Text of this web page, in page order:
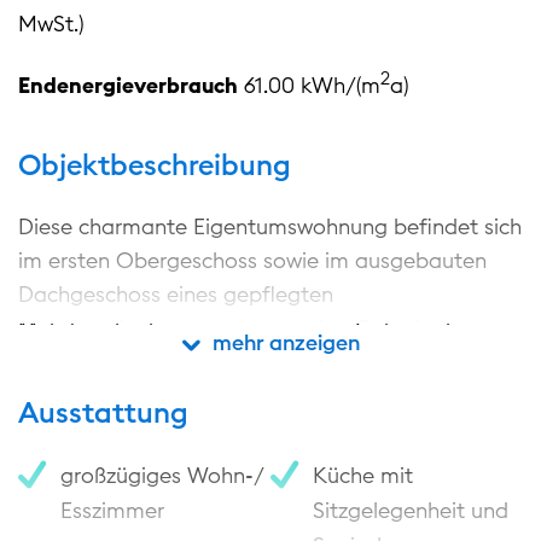
MwSt.)
Endenergieverbrauch 61.00 kWh/(m2a)
Objektbeschreibung
Diese charmante Eigentumswohnung befindet sich
im ersten Obergeschoss sowie im ausgebauten
Dachgeschoss eines gepflegten
Mehrfamilienhauses – nur wenige Gehminuten von
der Ostsee entfernt. Hier genießen Sie nicht nur
entspannte Atmosphäre, die zum Abschalten und
Wohlfühlen einlädt. Dieses Zuhause bietet Ihnen
viele Möglichkeiten.
Beim Betreten der Wohnung empfängt Sie ein
mehr/weniger anzeigen
mehr anzeigen
Ausstattung
großzügiges Wohn-/
Esszimmer
Küche mit
Sitzgelegenheit und